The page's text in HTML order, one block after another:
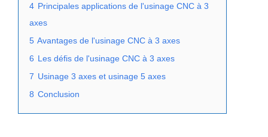
4 Principales applications de l'usinage CNC à 3
axes
5 Avantages de l'usinage CNC à 3 axes
6 Les défis de l'usinage CNC à 3 axes
7 Usinage 3 axes et usinage 5 axes
8 Conclusion